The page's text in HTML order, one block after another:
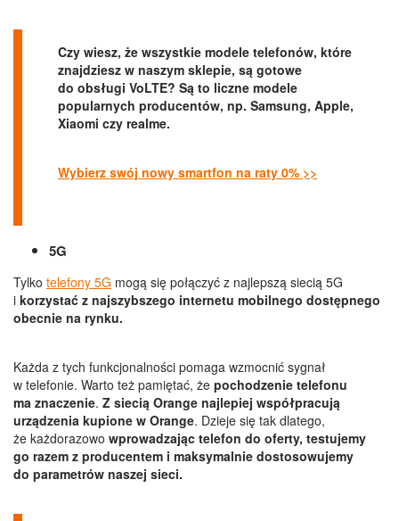
Czy wiesz, że wszystkie modele telefonów, które
znajdziesz w naszym sklepie, są gotowe
do obsługi VoLTE? Są to liczne modele
popularnych producentów, np. Samsung, Apple,
Xiaomi czy realme.
Wybierz swój nowy smartfon na raty 0% >>
5G
Tylko telefony 5G mogą się połączyć z najlepszą siecią 5G
i korzystać z najszybszego internetu mobilnego dostępnego
obecnie na rynku.
Każda z tych funkcjonalności pomaga wzmocnić sygnał
w telefonie. Warto też pamiętać, że pochodzenie telefonu
ma znaczenie. Z siecią Orange najlepiej współpracują
urządzenia kupione w Orange. Dzieje się tak dlatego,
że każdorazowo wprowadzając telefon do oferty, testujemy
go razem z producentem i maksymalnie dostosowujemy
do parametrów naszej sieci.